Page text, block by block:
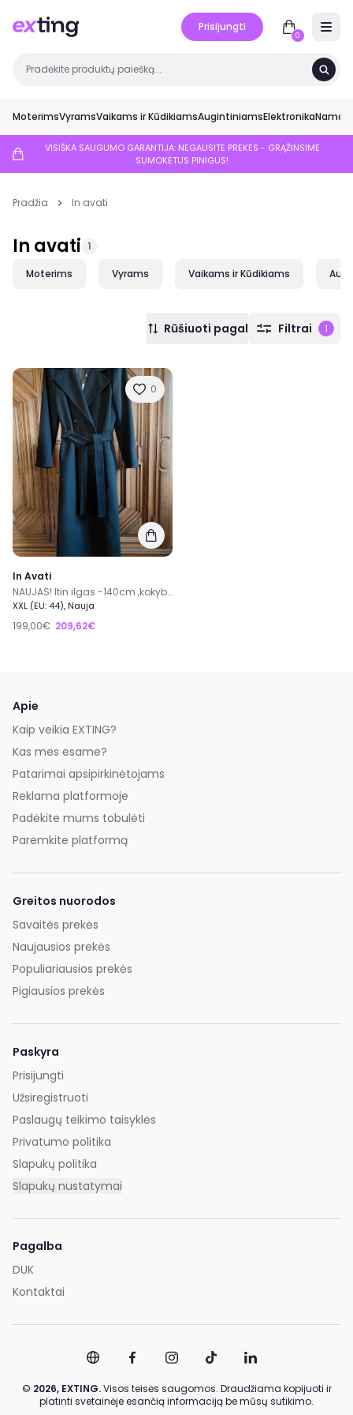
Prisijungti
0
MoterimsVyramsVaikams ir KūdikiamsAugintiniamsElektronikaNamai
VISIŠKA SAUGUMO GARANTIJA: NEGAUSITE PREKĖS - GRĄŽINSIME
SUMOKĖTUS PINIGUS!
Pradžia In avati
In avati 1
Moterims Vyrams Vaikams ir Kūdikiams
Rūšiuoti pagal Filtrai 1
0
In Avati
NAUJAS! Itin ilgas -140cm ,kokybiško audinio juodas paltas "in Avati"
XXL (EU: 44), Nauja
199,00€ 209,62€
Apie
Kaip veikia EXTING?
Kas mes esame?
Patarimai apsipirkinėtojams
Reklama platformoje
Padėkite mums tobulėti
Paremkite platformą
Greitos nuorodos
Savaitės prekės
Naujausios prekės
Populiariausios prekės
Pigiausios prekės
Paskyra
Prisijungti
Užsiregistruoti
Paslaugų teikimo taisyklės
Privatumo politika
Slapukų politika
Slapukų nustatymai
Pagalba
DUK
Kontaktai
© 2026, EXTING.Visos teisės saugomos. Draudžiama kopijuoti ir
platinti svetainėje esančią informaciją be mūsų sutikimo.